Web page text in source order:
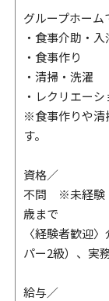
グループホー
・食事介助・
・食事作り
・清掃・洗濯
・レクリエー
※食事作りや清
す。
資格／
不問 ※未経験
歳まで
〈経験者歓迎
パー2級）、実
給与／